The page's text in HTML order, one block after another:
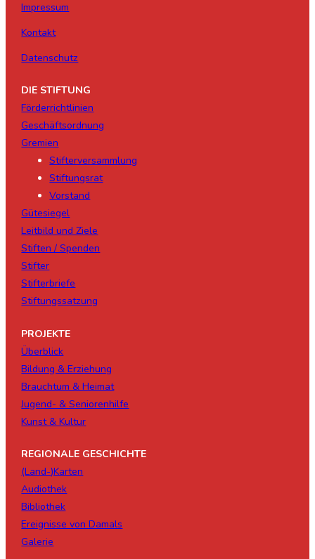
Impressum
Kontakt
Datenschutz
DIE STIFTUNG
Förderrichtlinien
Geschäftsordnung
Gremien
Stifterversammlung
Stiftungsrat
Vorstand
Gütesiegel
Leitbild und Ziele
Stiften / Spenden
Stifter
Stifterbriefe
Stiftungssatzung
PROJEKTE
Überblick
Bildung & Erziehung
Brauchtum & Heimat
Jugend- & Seniorenhilfe
Kunst & Kultur
REGIONALE GESCHICHTE
(Land-)Karten
Audiothek
Bibliothek
Ereignisse von Damals
Galerie